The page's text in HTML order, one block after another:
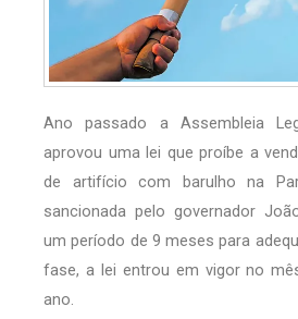
Ano passado a Assembleia
aprovou uma lei que proíbe a
de artifício com barulho na
sancionada pelo governador
um período de 9 meses para
fase, a lei entrou em vigor no
ano.